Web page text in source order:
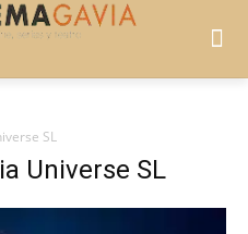
SL
Universe SL